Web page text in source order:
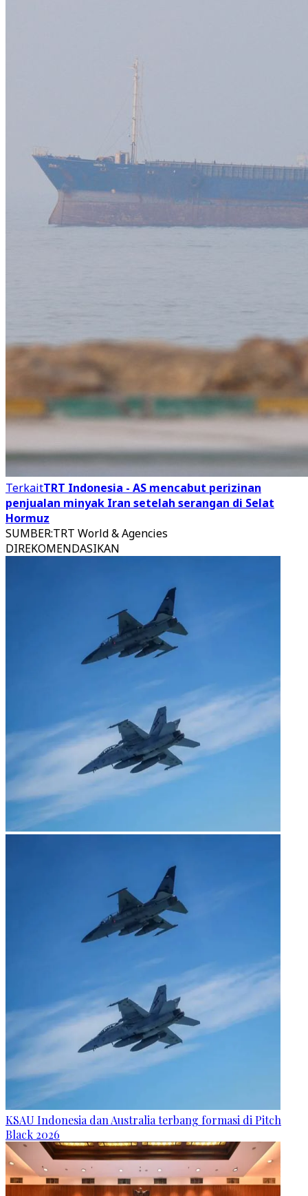
TerkaitTRT Indonesia - AS mencabut perizinan
penjualan minyak Iran setelah serangan di Selat
Hormuz
SUMBER:TRT World & Agencies
DIREKOMENDASIKAN
KSAU Indonesia dan Australia terbang formasi di Pitch
Black 2026